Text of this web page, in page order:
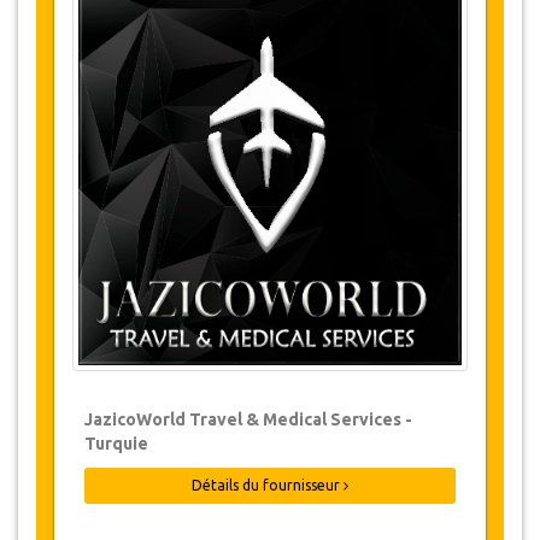
Transport
Les transferts de et à l’aéroport à l'arrivée
et au départ (Istanbul et Izmir).
Mercedes Vito Privée VIP pour 3
jours avec un chauffeur afin répondre à
tous vos besoins de transport pendant
votre voyage.
Vols pour Izmir (Jours 3 et 4)
Hébergement
Nuitées 1 & 2
Petit Déjeuner Inclus
Le luxueux Levni Hotel & Spa ou le Sura
Hagia Sophia Hotel
JazicoWorld Travel & Medical Services -
Turquie
Détails du fournisseur